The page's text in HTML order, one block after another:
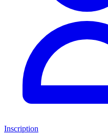
Inscription